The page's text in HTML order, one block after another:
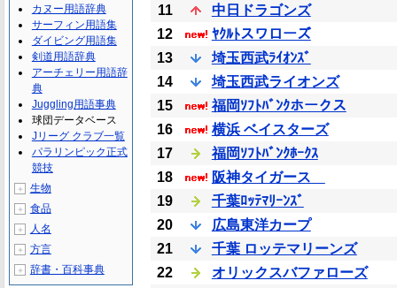
11
中日ドラゴンズ
12
ﾔｸﾙﾄスワローズ
13
埼玉西武ﾗｲｵﾝｽﾞ
14
埼玉西武ライオンズ
15
福岡ｿﾌﾄﾊﾞﾝｸホークス
16
横浜 ベイスターズ
17
福岡ｿﾌﾄﾊﾞﾝｸﾎｰｸｽ
18
阪神タイガース
19
千葉ﾛｯﾃﾏﾘｰﾝｽﾞ
20
広島東洋カープ
21
千葉 ロッテマリーンズ
22
オリックスバファローズ
カヌー用語辞典
サーフィン用語集
ダイビング用語集
剣道用語辞典
アーチェリー用語辞
典
Juggling用語事典
球団データベース
Jリーグ クラブ一覧
パラリンピック正式
競技
＋ 生物
＋ 食品
＋ 人名
＋ 方言
＋ 辞書・百科事典